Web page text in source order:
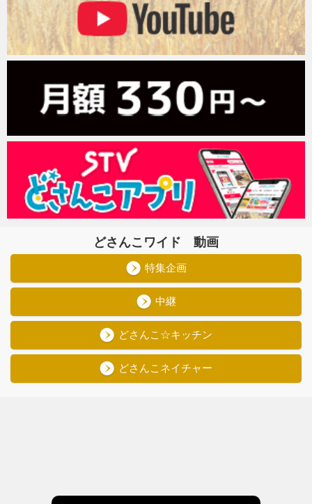
どさんこワイド 動画
特集企画
中継
どさんこ☆キッチン
どさんこネイチャー